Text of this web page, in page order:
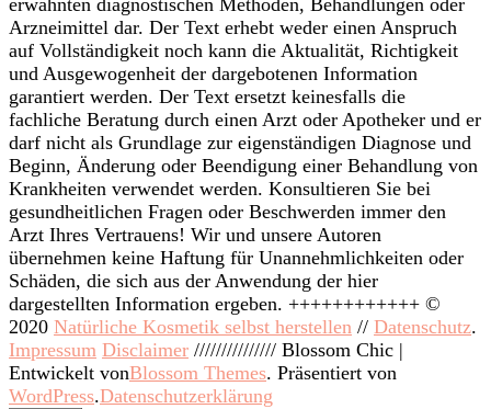
erwähnten diagnostischen Methoden, Behandlungen oder
Arzneimittel dar. Der Text erhebt weder einen Anspruch
auf Vollständigkeit noch kann die Aktualität, Richtigkeit
und Ausgewogenheit der dargebotenen Information
garantiert werden. Der Text ersetzt keinesfalls die
fachliche Beratung durch einen Arzt oder Apotheker und er
darf nicht als Grundlage zur eigenständigen Diagnose und
Beginn, Änderung oder Beendigung einer Behandlung von
Krankheiten verwendet werden. Konsultieren Sie bei
gesundheitlichen Fragen oder Beschwerden immer den
Arzt Ihres Vertrauens! Wir und unsere Autoren
übernehmen keine Haftung für Unannehmlichkeiten oder
Schäden, die sich aus der Anwendung der hier
dargestellten Information ergeben. ++++++++++++ ©
2020 Natürliche Kosmetik selbst herstellen // Datenschutz.
Impressum Disclaimer /////////////// Blossom Chic |
Entwickelt vonBlossom Themes. Präsentiert von
WordPress.Datenschutzerklärung